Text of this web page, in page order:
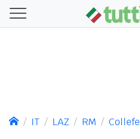
IT LAZ RM